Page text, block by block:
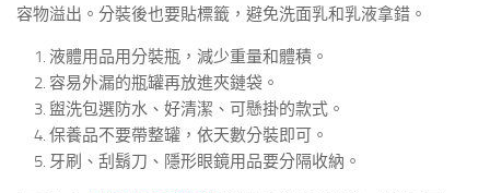
容物溢出。分裝後也要貼標籤，避免洗面乳和乳液拿錯。
液體用品用分裝瓶，減少重量和體積。
容易外漏的瓶罐再放進夾鏈袋。
盥洗包選防水、好清潔、可懸掛的款式。
保養品不要帶整罐，依天數分裝即可。
牙刷、刮鬍刀、隱形眼鏡用品要分隔收納。